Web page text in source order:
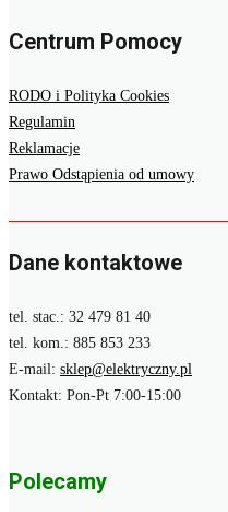
Centrum Pomocy
RODO i Polityka Cookies
Regulamin
Reklamacje
Prawo Odstąpienia od umowy
Dane kontaktowe
tel. stac.: 32 479 81 40
tel. kom.: 885 853 233
E-mail: sklep@elektryczny.pl
Kontakt: Pon-Pt 7:00-15:00
Polecamy